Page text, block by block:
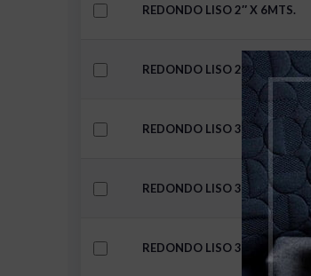
REDONDO LISO 2″ X 6MTS.
REDONDO LISO 2.1/2″ X 6MTS.
REDONDO LISO 3″ X 6MTS.
REDONDO LISO 3/4″ X 6 MTS.
REDONDO LISO 3/8″ X 6 MTS.